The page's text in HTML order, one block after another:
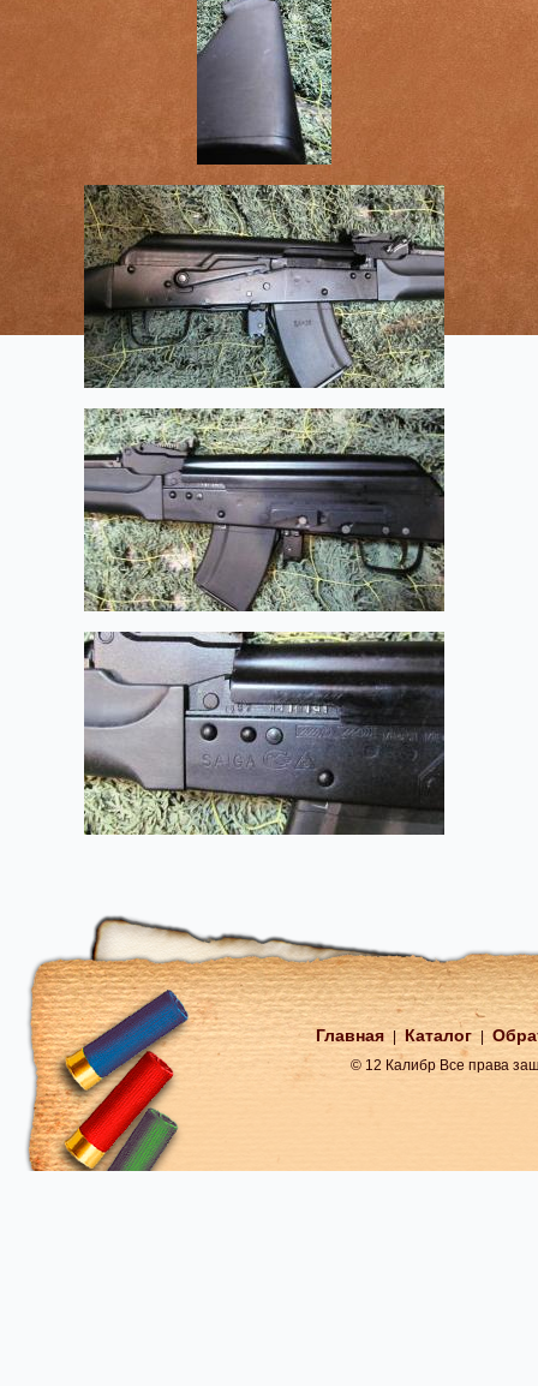
Главная Каталог
© 12 Калибр Все права